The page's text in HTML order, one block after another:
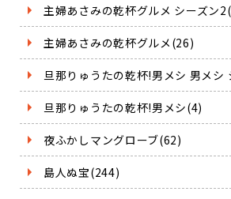
主婦あさみの乾杯グルメ シーズン
主婦あさみの乾杯グルメ(26)
旦那りゅうたの乾杯!男メシ 男メシ
旦那りゅうたの乾杯!男メシ(4)
夜ふかしマングローブ(62)
島人ぬ宝(244)